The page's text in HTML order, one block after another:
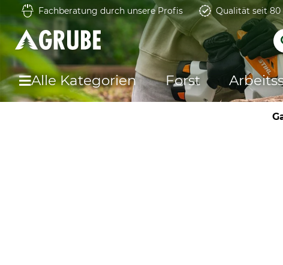
Fachberatung durch unsere Profis Qualität seit 80
Alle Kategorien Forst